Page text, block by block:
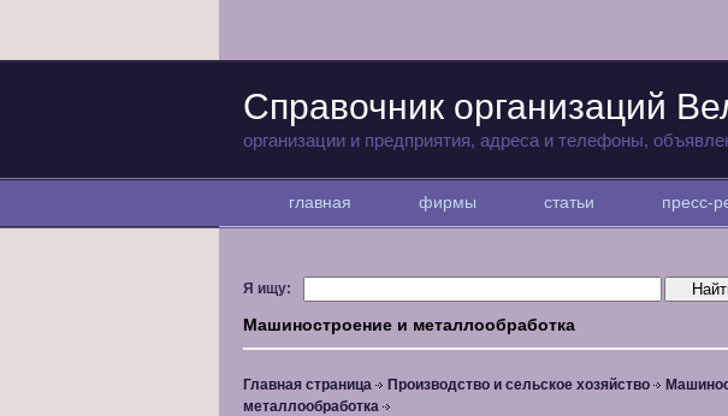
Справочник организаций
организации и предприятия, адреса и телефоны,
главная фирмы статьи пресс-
Я ищу:
Машиностроение и металлообработка
Главная страница Производство и сельское хозяйство
металлообработка